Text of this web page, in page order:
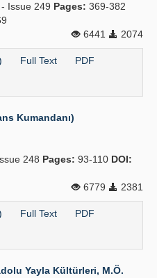
Issue 249 Pages: 369-382
6441
2074
Full Text PDF
Kumandanı)
248 Pages: 93-110 DOI:
6779
2381
Full Text PDF
Yayla Kültürleri, M.Ö.